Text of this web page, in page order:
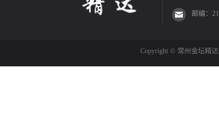
邮编：
Copyright © 常州金坛